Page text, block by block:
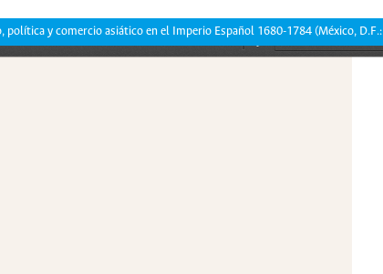
y comercio asiático en el Imperio Español 1680-1784 (México,